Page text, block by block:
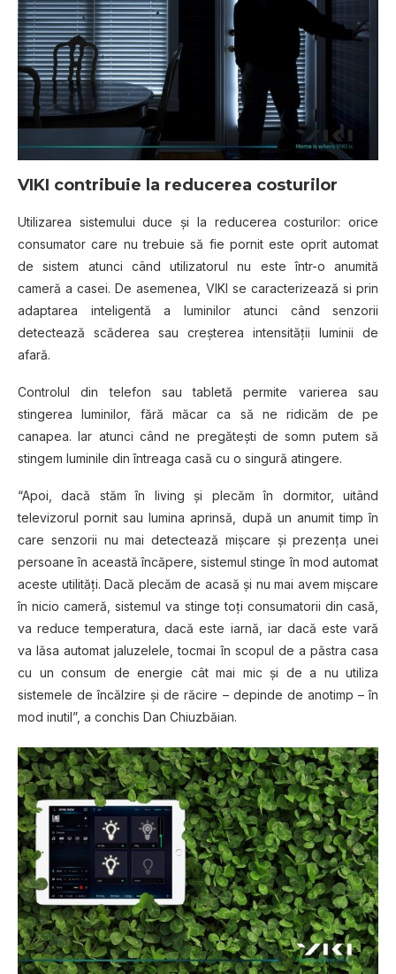
VIKI contribuie la reducerea costurilor
Utilizarea sistemului duce și la reducerea costurilor: orice
consumator care nu trebuie să fie pornit este oprit automat
de sistem atunci când utilizatorul nu este într-o anumită
cameră a casei. De asemenea, VIKI se caracterizează si prin
adaptarea inteligentă a luminilor atunci când senzorii
detectează scăderea sau creșterea intensității luminii de
afară.
Controlul din telefon sau tabletă permite varierea sau
stingerea luminilor, fără măcar ca să ne ridicăm de pe
canapea. Iar atunci când ne pregătești de somn putem să
stingem luminile din întreaga casă cu o singură atingere.
“Apoi, dacă stăm în living şi plecăm în dormitor, uitând
televizorul pornit sau lumina aprinsă, după un anumit timp în
care senzorii nu mai detectează mişcare şi prezenţa unei
persoane în această încăpere, sistemul stinge în mod automat
aceste utilităţi. Dacă plecăm de acasă şi nu mai avem mişcare
în nicio cameră, sistemul va stinge toţi consumatorii din casă,
va reduce temperatura, dacă este iarnă, iar dacă este vară
va lăsa automat jaluzelele, tocmai în scopul de a păstra casa
cu un consum de energie cât mai mic şi de a nu utiliza
sistemele de încălzire şi de răcire – depinde de anotimp – în
mod inutil”, a conchis Dan Chiuzbăian.